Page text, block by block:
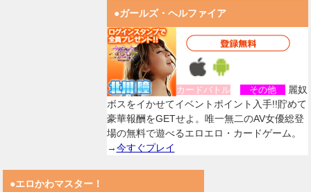
●ガールズ・ヘルファイア
カードバトル その他
麗奴
ボスをイかせてイベントポイント入手!!貯めて
豪華報酬をGETせよ。唯一無二のAV女優総登
場の無料で遊べるエロエロ・カードゲーム。
→今すぐプレイ
●エロかわマスター！